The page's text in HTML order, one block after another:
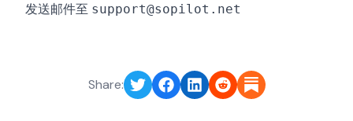
发送邮件至 support@sopilot.net
Share: